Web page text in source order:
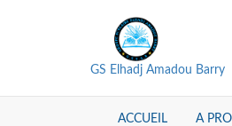
GS Elhadj Amadou Barry
ACCUEIL A